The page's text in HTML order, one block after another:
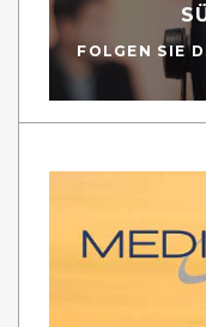
FOLGEN SIE